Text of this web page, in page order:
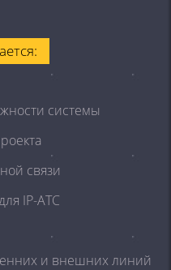
системы
связи
IP-АТС
и внешних линий